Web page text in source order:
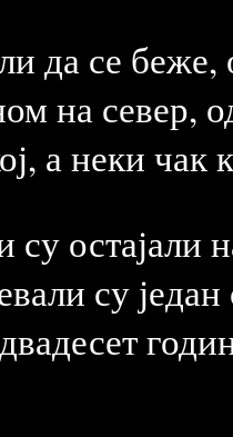
да се беже,
на север,
а неки чак
остајали
су